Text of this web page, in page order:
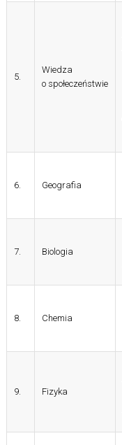
5.
Wiedza
o społeczeństwie
6. Geografia
7. Biologia
8. Chemia
9. Fizyka